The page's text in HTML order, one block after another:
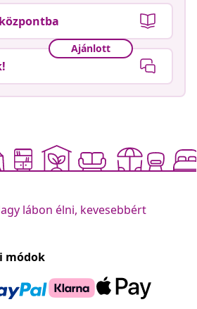
Ajánlott
lábon élni, kevesebbért
módok